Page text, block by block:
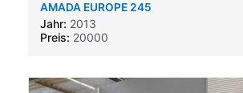
AMADA EUROPE 245
Jahr: 2013
Preis: 20000